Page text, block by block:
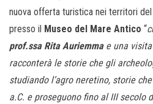
nuova offerta turistica nei territori del
presso il Museo del Mare Antico “
prof.ssa Rita Auriemmae una visita
racconterà le storie che gli
studiando l’agro neretino, storie
a.C. e proseguono fino al III secolo